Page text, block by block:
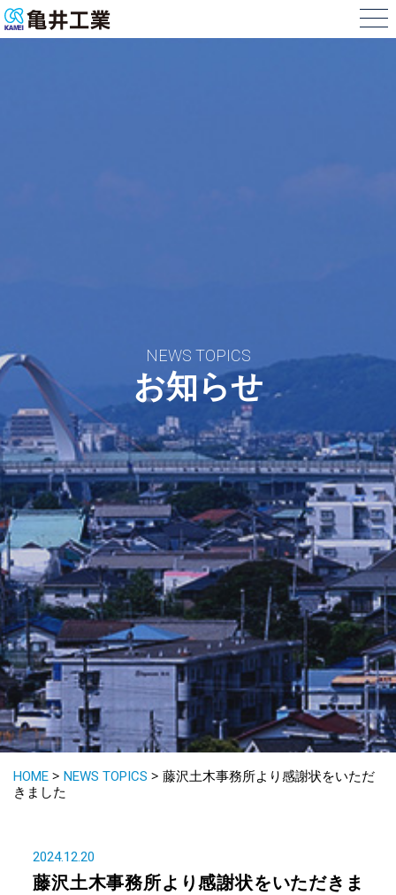
NEWS TOPICS
お知らせ
HOME > NEWS TOPICS > 藤沢土木事務所より感謝状をいただ
きました
2024.12.20
藤沢土木事務所より感謝状をいただきま